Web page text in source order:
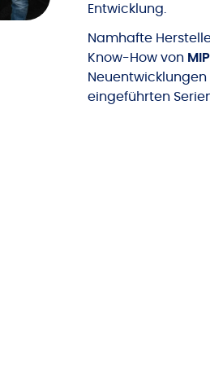
Entwicklung.
Namhafte
Know-How von
eingeführten